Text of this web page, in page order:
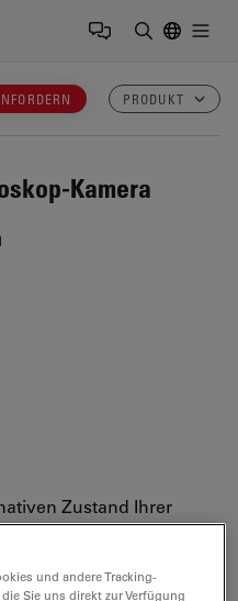
PRODUKT
Kamera
Zustand Ihrer
nah wie möglich
und sogar
und andere Tracking-
Sie uns direkt zur Verfügung